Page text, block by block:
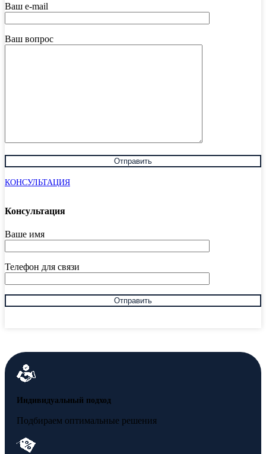
Ваш e-mail
Ваш вопрос
КОНСУЛЬТАЦИЯ
Консультация
Ваше имя
Телефон для связи
Индивидуальный подход
Подбираем оптимальные решения